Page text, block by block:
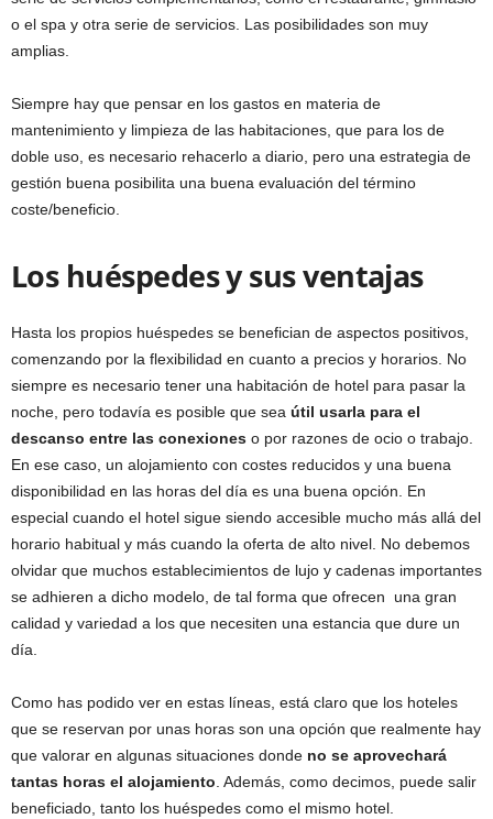
o el spa y otra serie de servicios. Las posibilidades son muy
amplias.
Siempre hay que pensar en los gastos en materia de
mantenimiento y limpieza de las habitaciones, que para los de
doble uso, es necesario rehacerlo a diario, pero una estrategia de
gestión buena posibilita una buena evaluación del término
coste/beneficio.
Los huéspedes y sus ventajas
Hasta los propios huéspedes se benefician de aspectos positivos,
comenzando por la flexibilidad en cuanto a precios y horarios. No
siempre es necesario tener una habitación de hotel para pasar la
noche, pero todavía es posible que sea útil usarla para el
descanso entre las conexiones o por razones de ocio o trabajo.
En ese caso, un alojamiento con costes reducidos y una buena
disponibilidad en las horas del día es una buena opción. En
especial cuando el hotel sigue siendo accesible mucho más allá del
horario habitual y más cuando la oferta de alto nivel. No debemos
olvidar que muchos establecimientos de lujo y cadenas importantes
se adhieren a dicho modelo, de tal forma que ofrecen una gran
calidad y variedad a los que necesiten una estancia que dure un
día.
Como has podido ver en estas líneas, está claro que los hoteles
que se reservan por unas horas son una opción que realmente hay
que valorar en algunas situaciones donde no se aprovechará
tantas horas el alojamiento. Además, como decimos, puede salir
beneficiado, tanto los huéspedes como el mismo hotel.